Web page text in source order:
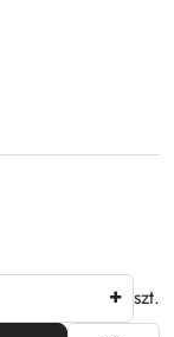
szt.